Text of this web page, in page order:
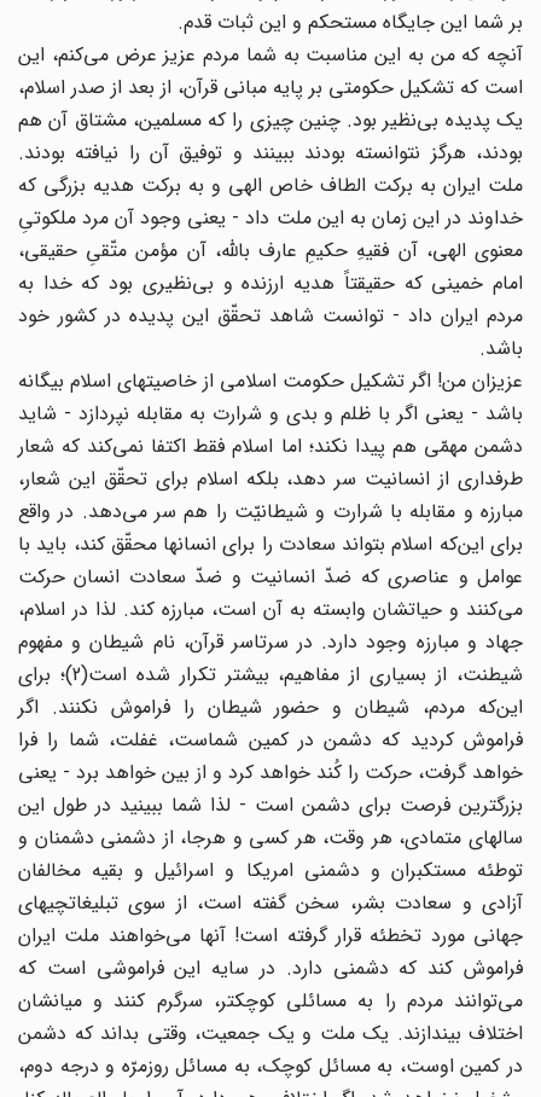
بر شما این جایگاه مستحکم و این ثبات قدم.
آنچه که من به این مناسبت به شما مردم عزیز عرض مى‌کنم، این
است که تشکیل حکومتى بر پایه مبانى قرآن، از بعد از صدر اسلام،
یک پدیده بى‌نظیر بود. چنین چیزى را که مسلمین، مشتاق آن هم
بودند، هرگز نتوانسته بودند ببینند و توفیق آن را نیافته بودند.
ملت ایران به برکت الطاف خاص الهى و به برکت هدیه بزرگى که
خداوند در این زمان به این ملت داد - یعنى وجود آن مرد ملکوتىِ
معنوى الهى، آن فقیهِ حکیمِ عارف باللَّه، آن مؤمن متّقىِ حقیقى،
امام خمینى که حقیقتاً هدیه ارزنده و بى‌نظیرى بود که خدا به
مردم ایران داد - توانست شاهد تحقّق این پدیده در کشور خود
باشد.
عزیزان من! اگر تشکیل حکومت اسلامى از خاصیتهاى اسلام بیگانه
باشد - یعنى اگر با ظلم و بدى و شرارت به مقابله نپردازد - شاید
دشمن مهمّى هم پیدا نکند؛ اما اسلام فقط اکتفا نمى‌کند که شعار
طرفدارى از انسانیت سر دهد، بلکه اسلام براى تحقّق این شعار،
مبارزه و مقابله با شرارت و شیطانیّت را هم سر مى‌دهد. در واقع
براى این‌که اسلام بتواند سعادت را براى انسانها محقّق کند، باید با
عوامل و عناصرى که ضدّ انسانیت و ضدّ سعادت انسان حرکت
مى‌کنند و حیاتشان وابسته به آن است، مبارزه کند. لذا در اسلام،
جهاد و مبارزه وجود دارد. در سرتاسر قرآن، نام شیطان و مفهوم
شیطنت، از بسیارى از مفاهیم، بیشتر تکرار شده است(2)؛ براى
این‌که مردم، شیطان و حضور شیطان را فراموش نکنند. اگر
فراموش کردید که دشمن در کمین شماست، غفلت، شما را فرا
خواهد گرفت، حرکت را کُند خواهد کرد و از بین خواهد برد - یعنى
بزرگترین فرصت براى دشمن است - لذا شما ببینید در طول این
سالهاى متمادى، هر وقت، هر کسى و هرجا، از دشمنى دشمنان و
توطئه مستکبران و دشمنى امریکا و اسرائیل و بقیه مخالفان
آزادى و سعادت بشر، سخن گفته است، از سوى تبلیغاتچیهاى
جهانى مورد تخطئه قرار گرفته است! آنها مى‌خواهند ملت ایران
فراموش کند که دشمنى دارد. در سایه این فراموشى است که
مى‌توانند مردم را به مسائلى کوچکتر، سرگرم کنند و میانشان
اختلاف بیندازند. یک ملت و یک جمعیت، وقتى بداند که دشمن
در کمین اوست، به مسائل کوچک، به مسائل روزمرّه و درجه دوم،